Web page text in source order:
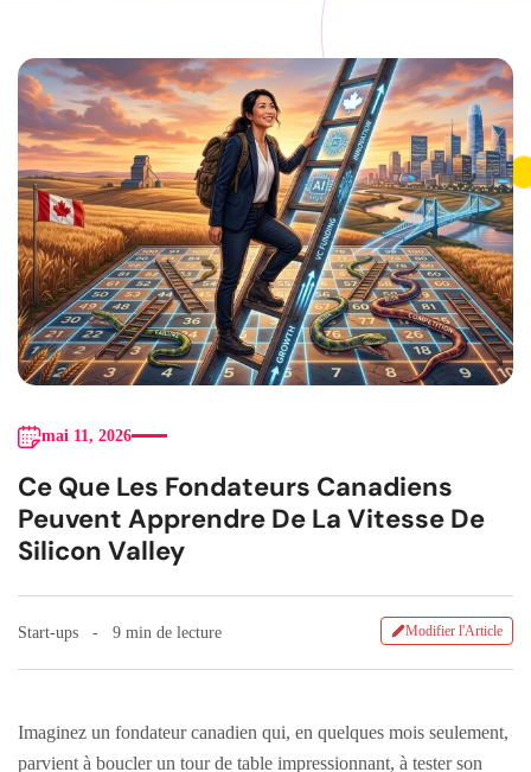
mai 11, 2026
Ce Que Les Fondateurs Canadiens
Peuvent Apprendre De La Vitesse De
Silicon Valley
Start-ups 9 min de lecture Modifier l'Article
Imaginez un fondateur canadien qui, en quelques mois seulement,
parvient à boucler un tour de table impressionnant, à tester son